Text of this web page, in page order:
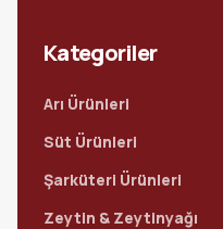
Kategoriler
Arı Ürünleri
Süt Ürünleri
Şarküteri Ürünleri
Zeytin & Zeytinyağı